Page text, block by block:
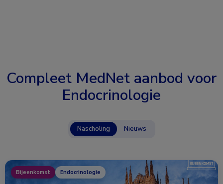
Compleet MedNet aanbod voor
Endocrinologie
Nascholing Nieuws
Bijeenkomst Endocrinologie